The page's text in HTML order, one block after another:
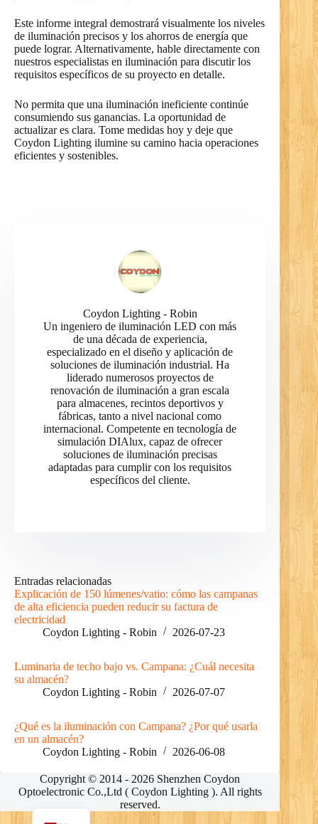
Este informe integral demostrará visualmente los niveles
de iluminación precisos y los ahorros de energía que
puede lograr. Alternativamente, hable directamente con
nuestros especialistas en iluminación para discutir los
requisitos específicos de su proyecto en detalle.
No permita que una iluminación ineficiente continúe
consumiendo sus ganancias. La oportunidad de
actualizar es clara. Tome medidas hoy y deje que
Coydon Lighting ilumine su camino hacia operaciones
eficientes y sostenibles.
Coydon Lighting - Robin
Un ingeniero de iluminación LED con más
de una década de experiencia,
especializado en el diseño y aplicación de
soluciones de iluminación industrial. Ha
liderado numerosos proyectos de
renovación de iluminación a gran escala
para almacenes, recintos deportivos y
fábricas, tanto a nivel nacional como
internacional. Competente en tecnología de
simulación DIAlux, capaz de ofrecer
soluciones de iluminación precisas
adaptadas para cumplir con los requisitos
específicos del cliente.
Entradas relacionadas
Explicación de 150 lúmenes/vatio: cómo las campanas
de alta eficiencia pueden reducir su factura de
electricidad
Coydon Lighting - Robin
2026-07-23
Luminaria de techo bajo vs. Campana: ¿Cuál necesita
su almacén?
Coydon Lighting - Robin
2026-07-07
¿Qué es la iluminación con Campana? ¿Por qué usarla
en un almacén?
Coydon Lighting - Robin
2026-06-08
Copyright © 2014 - 2026 Shenzhen Coydon
Optoelectronic Co.,Ltd ( Coydon Lighting ). All rights
reserved.
FR
RU
PT
IT
UK
NL
PL
RO